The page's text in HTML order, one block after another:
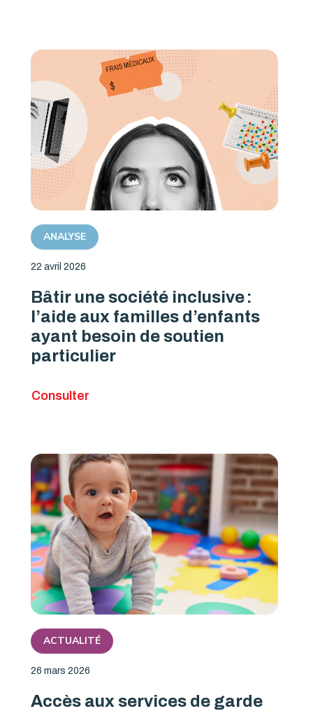
ANALYSE
22 avril 2026
Bâtir une société inclusive :
l’aide aux familles d’enfants
ayant besoin de soutien
particulier
Consulter
ACTUALITÉ
26 mars 2026
Accès aux services de garde